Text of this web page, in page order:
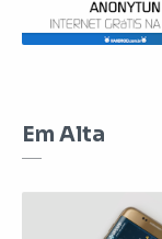
Em Alta